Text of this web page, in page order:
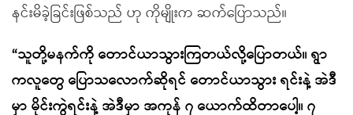
နင်းမိခဲ့ခြင်းဖြစ်သည် ဟု ကိုမျိုးက ဆက်ပြောသည်။
“သူတို့မနက်ကို တောင်ယာသွားကြတယ်လို့ပြောတယ်။ ရွာ
ကလူတွေ ပြောသလောက်ဆိုရင် တောင်ယာသွား ရင်းနဲ့ အဲဒီ
မှာ မိုင်းကွဲရင်းနဲ့ အဲဒီမှာ အကုန် ၇ ယောက်ထိတာပေါ့။ ၇